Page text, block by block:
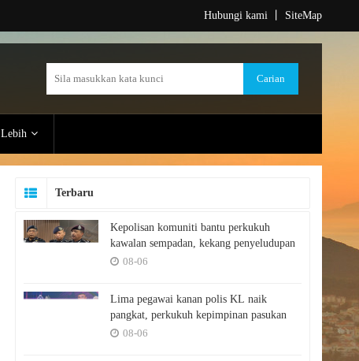
Hubungi kami SiteMap
Lebih
Terbaru
Kepolisan komuniti bantu perkukuh
kawalan sempadan, kekang penyeludupan
08-06
Lima pegawai kanan polis KL naik
pangkat, perkukuh kepimpinan pasukan
08-06